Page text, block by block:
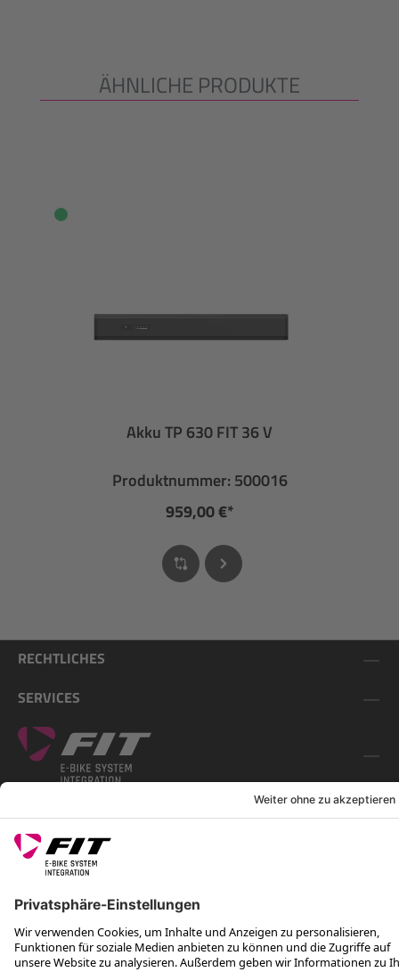
Produktgalerie überspringen
ÄHNLICHE PRODUKTE
Akku TP 630 FIT 36 V
Produktnummer: 500016
959,00 €*
RECHTLICHES
SERVICES
*Unverbindliche Preisempfehlung inkl. MwSt. zzgl. Versandkosten
Rotax Bike Technology AG © 2025